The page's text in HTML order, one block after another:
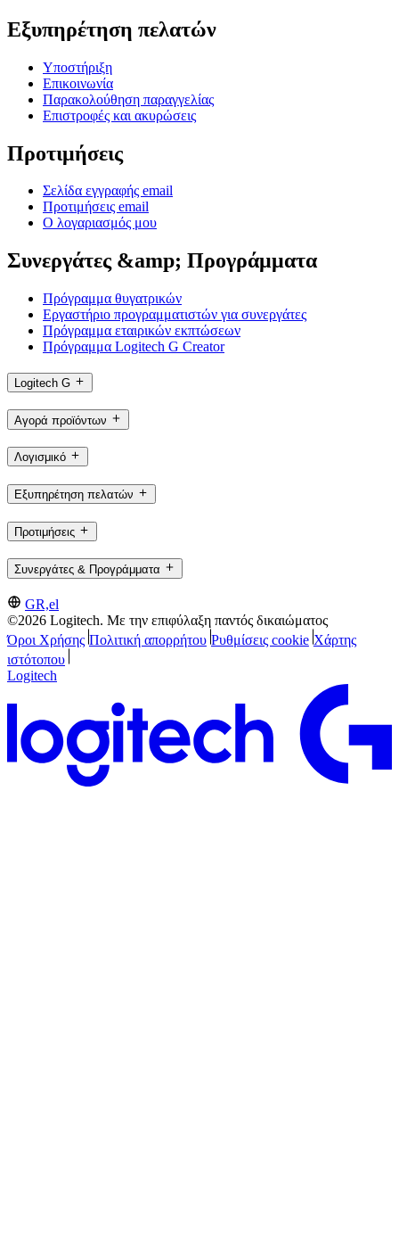
Εξυπηρέτηση πελατών
Υποστήριξη
Επικοινωνία
Παρακολούθηση παραγγελίας
Επιστροφές και ακυρώσεις
Προτιμήσεις
Σελίδα εγγραφής email
Προτιμήσεις email
Ο λογαριασμός μου
Συνεργάτες &amp; Προγράμματα
Πρόγραμμα θυγατρικών
Εργαστήριο προγραμματιστών για συνεργάτες
Πρόγραμμα εταιρικών εκπτώσεων
Πρόγραμμα Logitech G Creator
Logitech G
Αγορά προϊόντων
Λογισμικό
Εξυπηρέτηση πελατών
Προτιμήσεις
Συνεργάτες & Προγράμματα
GR,el
©2026 Logitech. Με την επιφύλαξη παντός δικαιώματος
Όροι Χρήσης Πολιτική απορρήτου Ρυθμίσεις cookie Χάρτης
ιστότοπου
Logitech